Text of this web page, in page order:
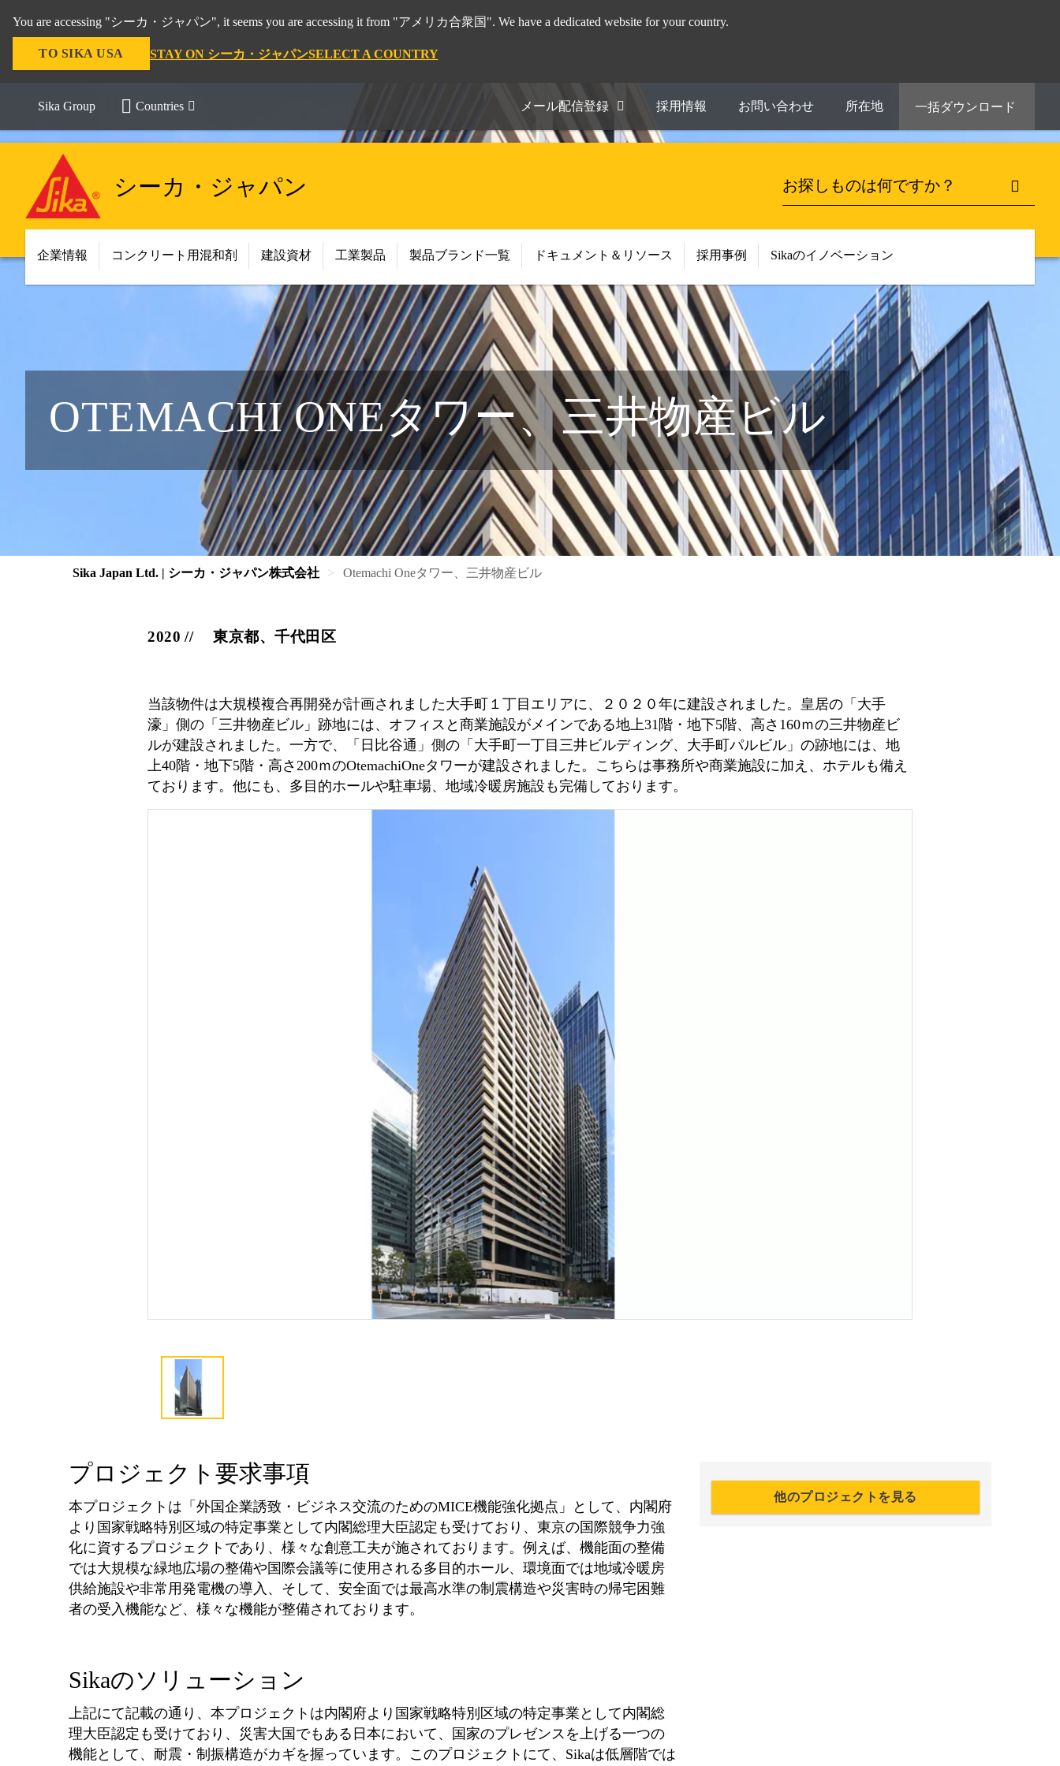
You are accessing "シーカ・ジャパン", it seems you are accessing it from "アメリカ合衆国". We have a dedicated website for your country.
TO SIKA USA STAY ON シーカ・ジャパンSELECT A COUNTRY
Sika Group Countries メール配信登録 採用情報 お問い合わせ 所在地 一括ダウンロード
シーカ・ジャパン
企業情報 コンクリート用混和剤 建設資材 工業製品 製品ブランド一覧 ドキュメント＆リソース 採用事例 Sikaのイノベーション
OTEMACHI ONEタワー、三井物産ビル
Sika Japan Ltd. | シーカ・ジャパン株式会社 Otemachi Oneタワー、三井物産ビル
2020 東京都、千代田区
当該物件は大規模複合再開発が計画されました大手町１丁目エリアに、２０２０年に建設されました。皇居の「大手
濠」側の「三井物産ビル」跡地には、オフィスと商業施設がメインである地上31階・地下5階、高さ160ｍの三井物産ビ
ルが建設されました。一方で、「日比谷通」側の「大手町一丁目三井ビルディング、大手町パルビル」の跡地には、地
上40階・地下5階・高さ200ｍのOtemachiOneタワーが建設されました。こちらは事務所や商業施設に加え、ホテルも備え
ております。他にも、多目的ホールや駐車場、地域冷暖房施設も完備しております。
プロジェクト要求事項
本プロジェクトは「外国企業誘致・ビジネス交流のためのMICE機能強化拠点」として、内閣府
より国家戦略特別区域の特定事業として内閣総理大臣認定も受けており、東京の国際競争力強
化に資するプロジェクトであり、様々な創意工夫が施されております。例えば、機能面の整備
では大規模な緑地広場の整備や国際会議等に使用される多目的ホール、環境面では地域冷暖房
供給施設や非常用発電機の導入、そして、安全面では最高水準の制震構造や災害時の帰宅困難
者の受入機能など、様々な機能が整備されております。
Sikaのソリューション
上記にて記載の通り、本プロジェクトは内閣府より国家戦略特別区域の特定事業として内閣総
理大臣認定も受けており、災害大国でもある日本において、国家のプレゼンスを上げる一つの
機能として、耐震・制振構造がカギを握っています。このプロジェクトにて、Sikaは低層階では
他のプロジェクトを見る